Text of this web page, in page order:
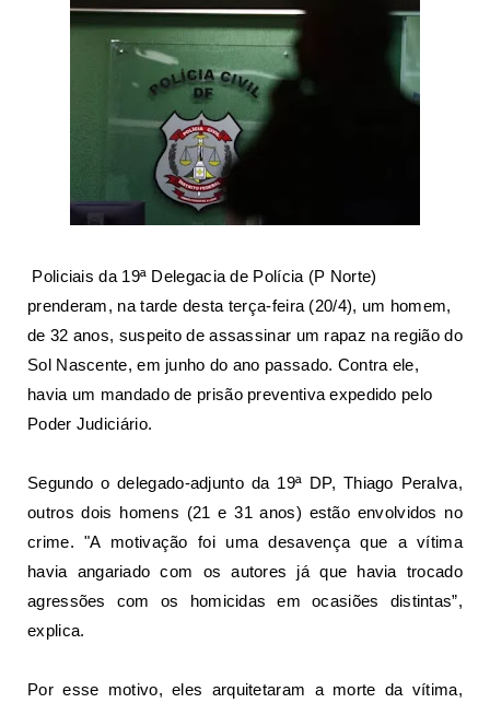
Policiais da 19ª Delegacia de Polícia (P Norte)
prenderam, na tarde desta terça-feira (20/4), um homem,
de 32 anos, suspeito de assassinar um rapaz na região do
Sol Nascente, em junho do ano passado. Contra ele,
havia um mandado de prisão preventiva expedido pelo
Poder Judiciário.
Segundo o delegado-adjunto da 19ª DP, Thiago Peralva,
outros dois homens (21 e 31 anos) estão envolvidos no
crime. "A motivação foi uma desavença que a vítima
havia angariado com os autores já que havia trocado
agressões com os homicidas em ocasiões distintas”,
explica.
Por esse motivo, eles arquitetaram a morte da vítima,